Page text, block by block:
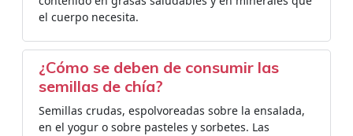
el cuerpo necesita.
¿Cómo se deben de consumir las
semillas de chía?
Semillas crudas, espolvoreadas sobre la ensalada,
en el yogur o sobre pasteles y sorbetes. Las